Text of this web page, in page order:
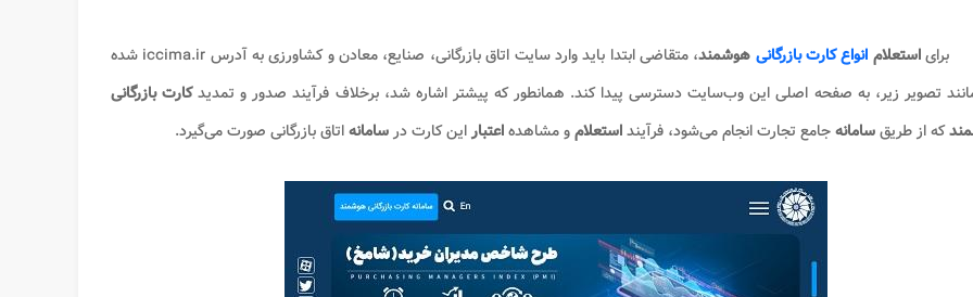
برایاستعلام انواع کارت بازرگانی هوشمند
، متقاضی ابتدا باید وارد سایت اتاق بازرگانی، صنایع، معادن و کشاورزی به آدرس iccima.ir شده
تصویر زیر، به صفحه اصلی این وب‌سایت دسترسی پیدا کند. همانطور که پیشتر اشاره شد، برخلاف فرآیند صدور و تمدیدکارت بازرگانی
که از طریقسامانهجامع تجارت انجام می‌شود، فرآینداستعلامو مشاهدهاعتباراین کارت درسامانهاتاق بازرگانی صورت می‌گیرد.